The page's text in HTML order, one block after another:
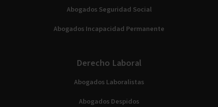
Abogados Seguridad Social
Abogados Incapacidad Permanente
Derecho Laboral
Abogados Laboralistas
Abogados Despidos